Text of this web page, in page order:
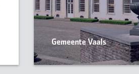
Gemeente Vaals